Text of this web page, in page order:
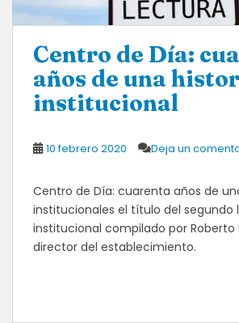
Centro de Día:
años de una
institucional
10 febrero 2020 Deja un
Centro de Día: cuarenta años de
institucionales el título del segundo
institucional compilado por Roberto
director del establecimiento.